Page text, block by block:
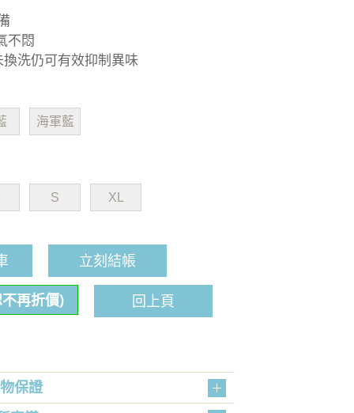
不悶
洗仍可有效抑制異味
海軍藍
S XL
立刻結帳
再折價) 回上頁
保證